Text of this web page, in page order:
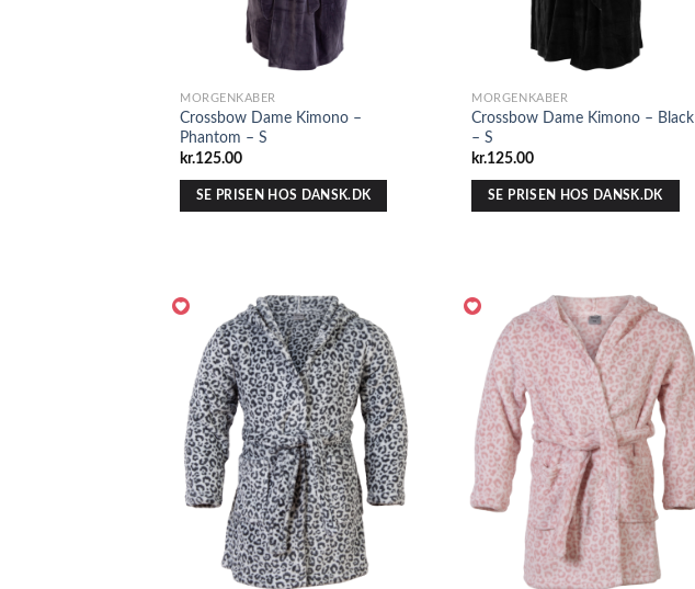
MORGENKÅBER
Crossbow Dame Kimono –
Phantom – S
kr.125.00
SE PRISEN HOS DANSK.DK
MORGENKÅBER
Crossbow Dame Kimono – Black
– S
kr.125.00
SE PRISEN HOS DANSK.DK